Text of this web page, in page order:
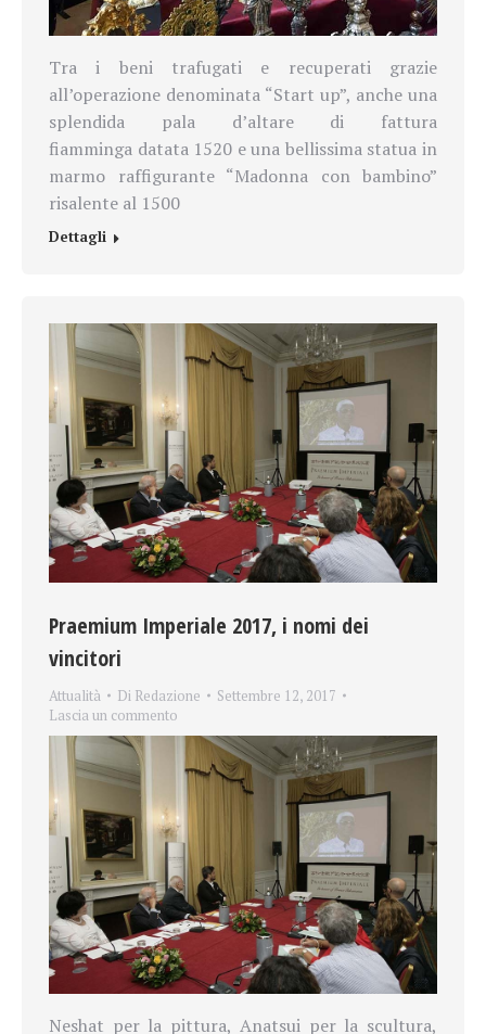
Tra i beni trafugati e recuperati grazie
all’operazione denominata “Start up”, anche una
splendida pala d’altare di fattura
fiamminga datata 1520 e una bellissima statua in
marmo raffigurante “Madonna con bambino”
risalente al 1500
Dettagli
Praemium Imperiale 2017, i nomi dei
vincitori
Attualità Di Redazione
Settembre 12, 2017
Lascia un commento
Neshat per la pittura, Anatsui per la scultura,